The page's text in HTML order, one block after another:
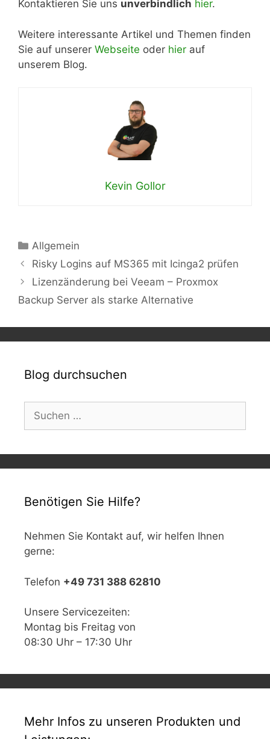
Kontaktieren Sie uns unverbindlich hier.
Weitere interessante Artikel und Themen finden
Sie auf unserer Webseite oder hier auf
unserem Blog.
Kevin Gollor
Kategorien
Allgemein
Risky Logins auf MS365 mit Icinga2 prüfen
Lizenzänderung bei Veeam – Proxmox
Backup Server als starke Alternative
Blog durchsuchen
Suchen
nach:
Benötigen Sie Hilfe?
Nehmen Sie Kontakt auf, wir helfen Ihnen
gerne:
Telefon +49 731 388 62810
Unsere Servicezeiten:
Montag bis Freitag von
08:30 Uhr – 17:30 Uhr
Mehr Infos zu unseren Produkten und